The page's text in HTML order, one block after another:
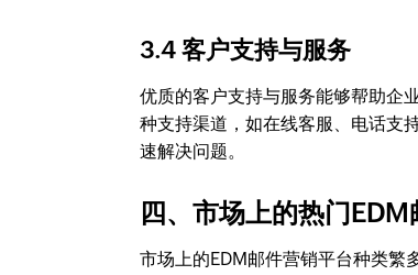
3.4 客户支持与服务
优质的客户支持与服务能够帮助企
种支持渠道，如在线客服、电话支
速解决问题。
四、市场上的热门
市场上的EDM邮件营销平台种类繁